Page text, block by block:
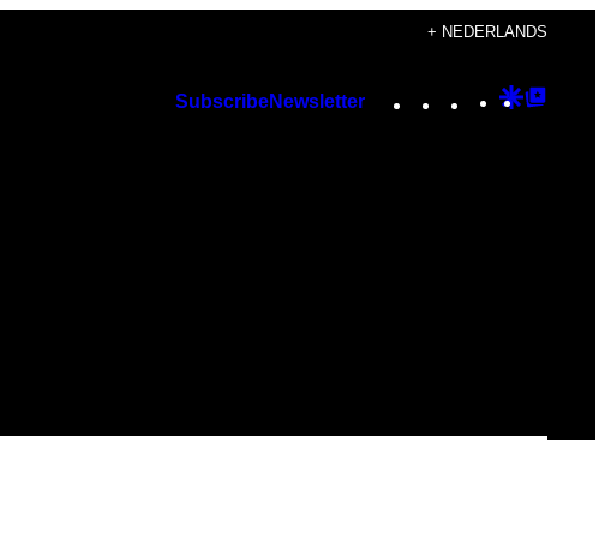
+ NEDERLANDS
SubscribeNewsletter Instagram
TikTok
YouTube
Google